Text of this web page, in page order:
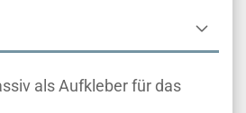
als Aufkleber für das